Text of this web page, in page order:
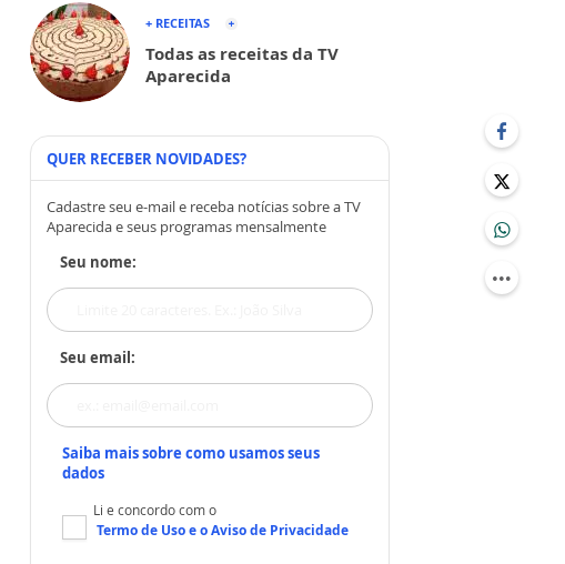
+ RECEITAS
Todas as receitas da TV
Aparecida
QUER RECEBER NOVIDADES?
Cadastre seu e-mail e receba notícias sobre a TV
Aparecida e seus programas mensalmente
Seu nome:
Seu email:
Saiba mais sobre como usamos seus
dados
Li e concordo com o
Termo de Usoe oAviso de Privacidade